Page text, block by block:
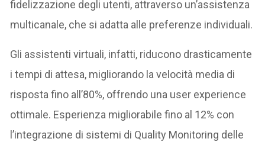
fidelizzazione degli utenti, attraverso un’assistenza
multicanale, che si adatta alle preferenze individuali.
Gli assistenti virtuali, infatti, riducono drasticamente
i tempi di attesa, migliorando la velocità media di
risposta fino all’80%, offrendo una user experience
ottimale. Esperienza migliorabile fino al 12% con
l’integrazione di sistemi di Quality Monitoring delle